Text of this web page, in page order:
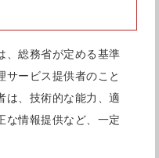
、総務省が定める基準
サービス提供者のこと
は、技術的な能力、適
な情報提供など、一定